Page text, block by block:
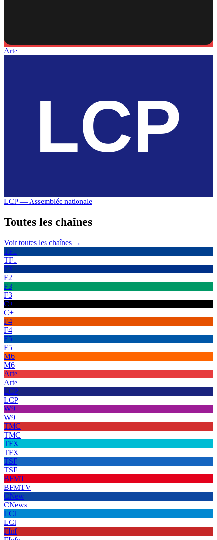
Arte
LCP — Assemblée nationale
Toutes les chaînes
Voir toutes les chaînes →
TF1
TF1
F2
F2
F3
F3
C+
C+
F4
F4
F5
F5
M6
M6
Arte
Arte
LCP
LCP
W9
W9
TMC
TMC
TFX
TFX
TSF
TSF
BFMT
BFMTV
CNew
CNews
LCI
LCI
FInf